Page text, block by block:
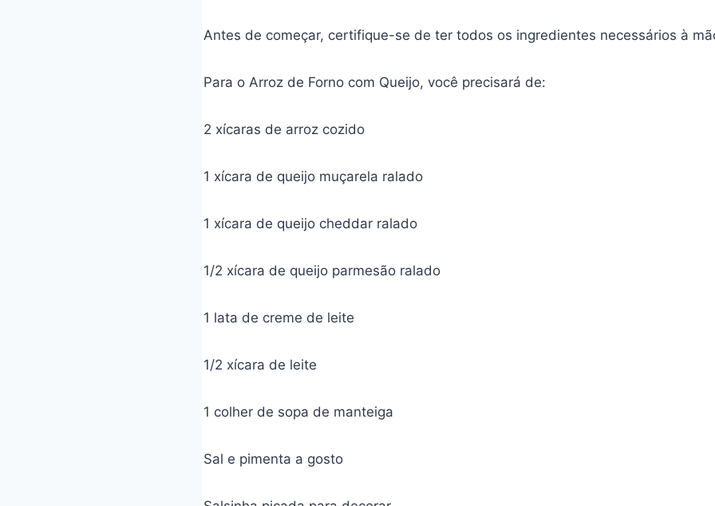
Antes de começar, certifique-se de ter todos os ingredientes necessários à
Para o Arroz de Forno com Queijo, você precisará de:
2 xícaras de arroz cozido
1 xícara de queijo muçarela ralado
1 xícara de queijo cheddar ralado
1/2 xícara de queijo parmesão ralado
1 lata de creme de leite
1/2 xícara de leite
1 colher de sopa de manteiga
Sal e pimenta a gosto